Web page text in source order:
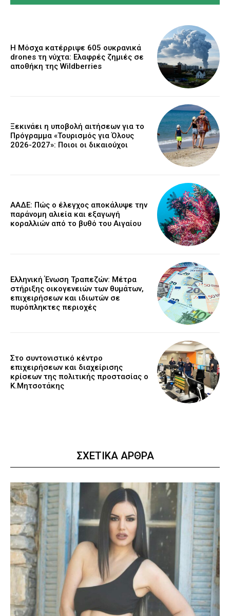
Η Μόσχα κατέρριψε 605 ουκρανικά
drones τη νύχτα: Ελαφρές ζημιές σε
αποθήκη της Wildberries
Ξεκινάει η υποβολή αιτήσεων για το
Πρόγραμμα «Τουρισμός για Όλους
2026-2027»: Ποιοι οι δικαιούχοι
ΑΑΔΕ: Πώς ο έλεγχος αποκάλυψε την
παράνομη αλιεία και εξαγωγή
κοραλλιών από το βυθό του Αιγαίου
Ελληνική Ένωση Τραπεζών: Μέτρα
στήριξης οικογενειών των θυμάτων,
επιχειρήσεων και ιδιωτών σε
πυρόπληκτες περιοχές
Στο συντονιστικό κέντρο
επιχειρήσεων και διαχείρισης
κρίσεων της πολιτικής προστασίας ο
Κ.Μητσοτάκης
ΣΧΕΤΙΚΑ ΑΡΘΡΑ